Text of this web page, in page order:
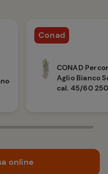
Conad
CONAD
Aglio Bianco
cal. 45/60
online